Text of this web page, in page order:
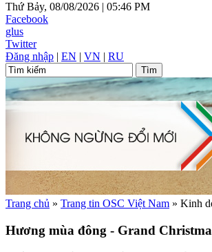
Thứ Bảy, 08/08/2026 | 05:46 PM
Facebook
glus
Twitter
Đăng nhập | EN | VN | RU
Trang chủ » Trang tin OSC Việt Nam » Kinh
Hương mùa đông - Grand